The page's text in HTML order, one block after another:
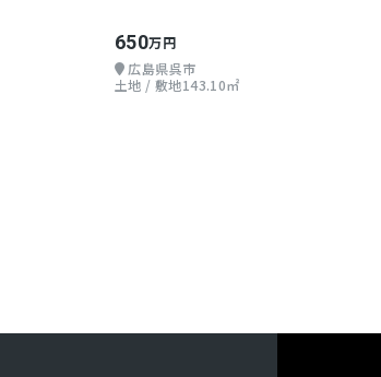
650万円
広島県呉市
土地 / 敷地143.10㎡